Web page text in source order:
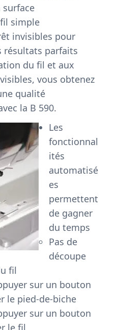
surface
simple
invisibles pour
résultats parfaits
du fil et aux
vous obtenez
qualité
la B 590.
Les
fonctionnal
ités
automatisé
es
permettent
de gagner
du temps
Pas de
découpe
fil
sur un bouton
le pied-de-biche
sur un bouton
le fil